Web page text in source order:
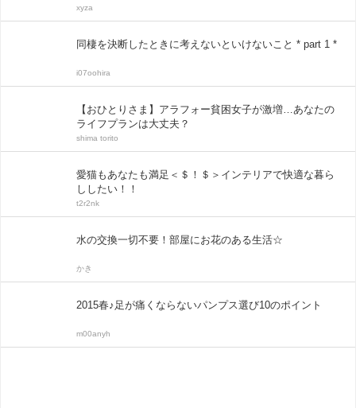
xyza
同棲を決断したときに考えないといけないこと * part 1 *
i07oohira
【おひとりさま】アラフォー貧困女子が激増…あなたの
ライフプランは大丈夫？
shima torito
愛猫もあなたも満足＜＄！＄＞インテリアで快適な暮ら
ししたい！！
t2r2nk
水の交換一切不要！部屋にお花のある生活☆
かき
2015春♪足が痛くならないパンプス選び10のポイント
m00anyh